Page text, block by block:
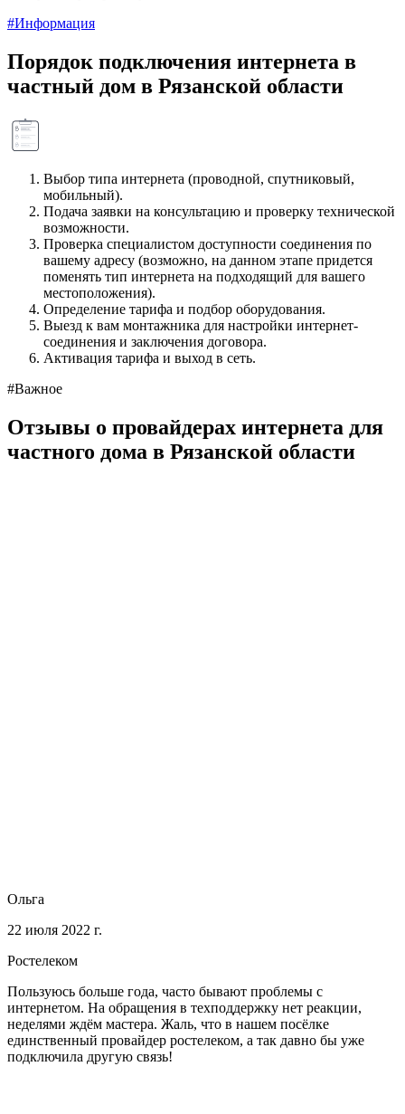
#Информация
Порядок подключения интернета в
частный дом в Рязанской области
Выбор типа интернета (проводной, спутниковый,
мобильный).
Подача заявки на консультацию и проверку технической
возможности.
Проверка специалистом доступности соединения по
вашему адресу (возможно, на данном этапе придется
поменять тип интернета на подходящий для вашего
местоположения).
Определение тарифа и подбор оборудования.
Выезд к вам монтажника для настройки интернет-
соединения и заключения договора.
Активация тарифа и выход в сеть.
#Важное
Отзывы о провайдерах интернета для
частного дома в Рязанской области
Ольга
22 июля 2022 г.
Ростелеком
Пользуюсь больше года, часто бывают проблемы с
интернетом. На обращения в техподдержку нет реакции,
неделями ждём мастера. Жаль, что в нашем посёлке
единственный провайдер ростелеком, а так давно бы уже
подключила другую связь!